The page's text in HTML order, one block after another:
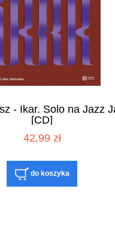
- Ikar. Solo na Jazz
[CD]
42,99 zł
do koszyka